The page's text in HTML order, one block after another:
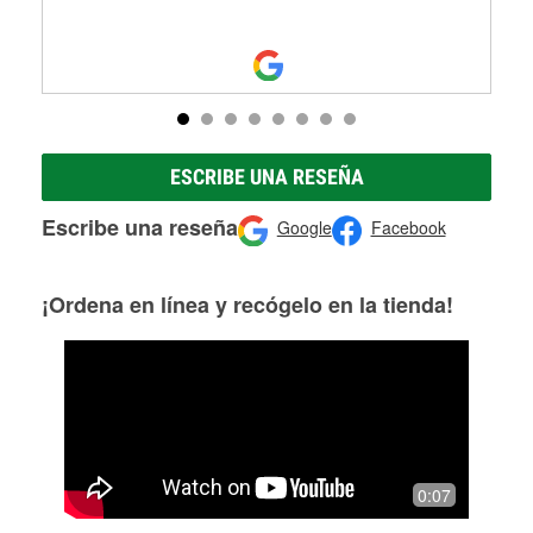
ESCRIBE UNA RESEÑA
Escribe una reseña Google Facebook
¡Ordena en línea y recógelo en la tienda!
0:07